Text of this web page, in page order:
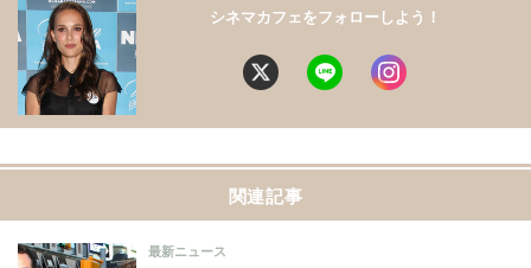
シネマカフェをフォローしよう！
関連記事
最新ニュース